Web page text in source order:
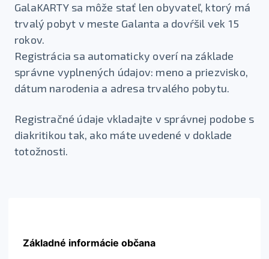
GalaKARTY sa môže stať len obyvateľ, ktorý má
trvalý pobyt v meste Galanta a dovŕšil vek 15
rokov.
Registrácia sa automaticky overí na základe
správne vyplnených údajov: meno a priezvisko,
dátum narodenia a adresa trvalého pobytu.
Registračné údaje vkladajte v správnej podobe s
diakritikou tak, ako máte uvedené v doklade
totožnosti.
Základné informácie občana